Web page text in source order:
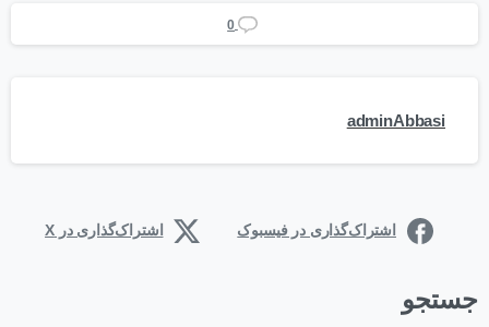
0
adminAbbasi
اشتراک‌گذاری در فیسبوک اشتراک‌گذاری در X
جستجو